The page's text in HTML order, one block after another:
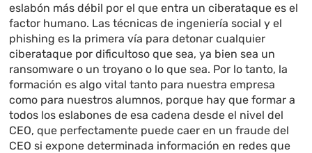
eslabón más débil por el que entra un ciberataque es el
factor humano. Las técnicas de ingeniería social y el
phishing es la primera vía para detonar cualquier
ciberataque por dificultoso que sea, ya bien sea un
ransomware o un troyano o lo que sea. Por lo tanto, la
formación es algo vital tanto para nuestra empresa
como para nuestros alumnos, porque hay que formar a
todos los eslabones de esa cadena desde el nivel del
CEO, que perfectamente puede caer en un fraude del
CEO si expone determinada información en redes que